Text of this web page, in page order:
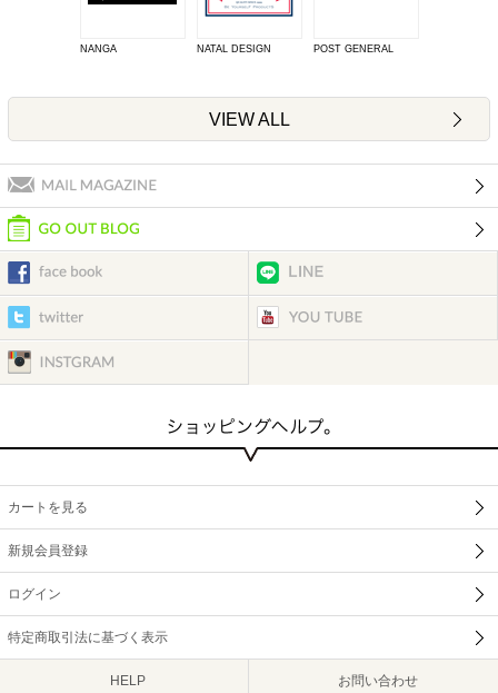
NANGA NATAL DESIGN POST GENERAL
VIEW ALL
カートを見る
新規会員登録
ログイン
特定商取引法に基づく表示
HELP お問い合わせ